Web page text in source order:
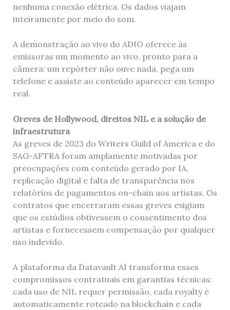
nenhuma conexão elétrica. Os dados viajam
inteiramente por meio do som.
A demonstração ao vivo do ADIO oferece às
emissoras um momento ao vivo, pronto para a
câmera: um repórter não ouve nada, pega um
telefone e assiste ao conteúdo aparecer em tempo
real.
Greves de Hollywood, direitos NIL e a solução de
infraestrutura
As greves de 2023 do Writers Guild of America e do
SAG-AFTRA foram amplamente motivadas por
preocupações com conteúdo gerado por IA,
replicação digital e falta de transparência nos
relatórios de pagamentos on-chain aos artistas. Os
contratos que encerraram essas greves exigiam
que os estúdios obtivessem o consentimento dos
artistas e fornecessem compensação por qualquer
uso indevido.
A plataforma da Datavault AI transforma esses
compromissos contratuais em garantias técnicas:
cada uso de NIL requer permissão, cada royalty é
automaticamente roteado na blockchain e cada